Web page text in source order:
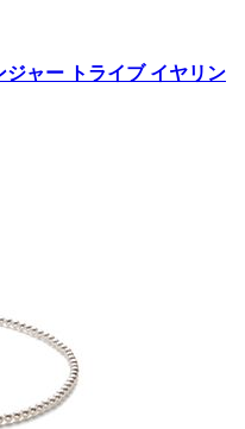
ジャー トライブ イヤリン